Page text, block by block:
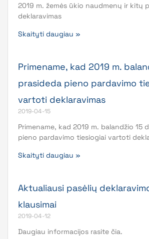
2019 m. žemės ūkio naudmenų ir kitų
deklaravimas
Skaityti daugiau »
Primename, kad 2019 m.
prasideda pieno pardavimo
vartoti deklaravimas
2019-04-15
Primename, kad 2019 m. balandžio 15
pieno pardavimo tiesiogiai vartoti
Skaityti daugiau »
Aktualiausi pasėlių
klausimai
2019-04-12
Daugiau informacijos rasite čia.